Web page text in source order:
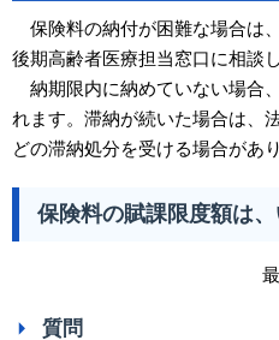
保険料の納付が困難な場合は
後期高齢者医療担当窓口に相談
納期限内に納めていない場合
れます。滞納が続いた場合は、
どの滞納処分を受ける場合があり
保険料の賦課限度額は、
質問